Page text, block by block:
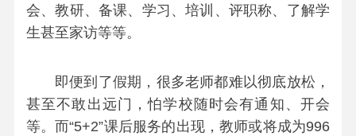
会、教研、备课、学习、培训、评职称、了解学
生甚至家访等等。
即便到了假期，很多老师都难以彻底放松，
甚至不敢出远门，怕学校随时会有通知、开会
等。而“5+2”课后服务的出现，教师或将成为996